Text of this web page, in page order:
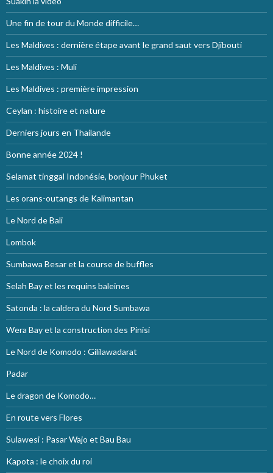
Une fin de tour du Monde difficile…
Les Maldives : dernière étape avant le grand saut vers Djibouti
Les Maldives : Muli
Les Maldives : première impression
Ceylan : histoire et nature
Derniers jours en Thailande
Bonne année 2024 !
Selamat tinggal Indonésie, bonjour Phuket
Les orans-outangs de Kalimantan
Le Nord de Bali
Lombok
Sumbawa Besar et la course de buffles
Selah Bay et les requins baleines
Satonda : la caldera du Nord Sumbawa
Wera Bay et la construction des Pinisi
Le Nord de Komodo : Gililawadarat
Padar
Le dragon de Komodo…
En route vers Flores
Sulawesi : Pasar Wajo et Bau Bau
Kapota : le choix du roi